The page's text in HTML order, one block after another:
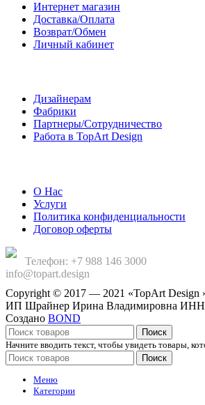
Интернет магазин
Доставка/Оплата
Возврат/Обмен
Личный кабинет
Дизайнерам
Фабрики
Партнеры/Сотрудничество
Работа в TopArt Design
О Нас
Услуги
Политика конфиденциальности
Договор оферты
Телефон: +7 988 146 3000
info@topart.design
Copyright © 2017 — 2021 «TopArt Design
ИП Шрайнер Ирина Владимировна ИНН:
Создано BOND
Поиск
Начните вводить текст, чтобы увидеть товары,
Поиск
Меню
Категории